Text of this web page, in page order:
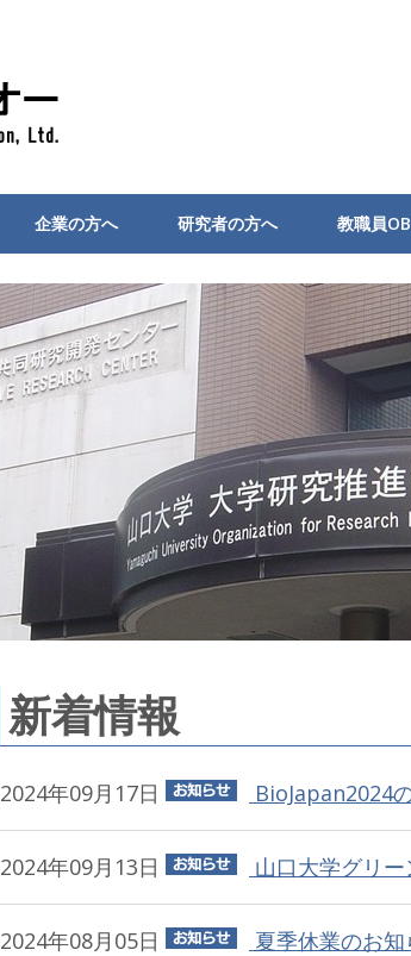
企業の方へ 研究者の方へ 教職員
新着情報
2024年09月17日 BioJapan2024
2024年09月13日 山口大学グリ
2024年08月05日 夏季休業のお知